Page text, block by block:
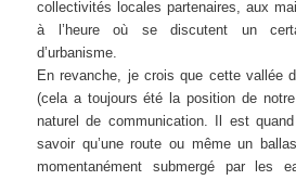
collectivités locales partenaires, aux
à l’heure où se discutent un
d’urbanisme.
En revanche, je crois que cette vallée
(cela a toujours été la position de
naturel de communication. Il est
savoir qu’une route ou même un
momentanément submergé par les